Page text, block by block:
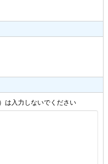
は入力しないでください